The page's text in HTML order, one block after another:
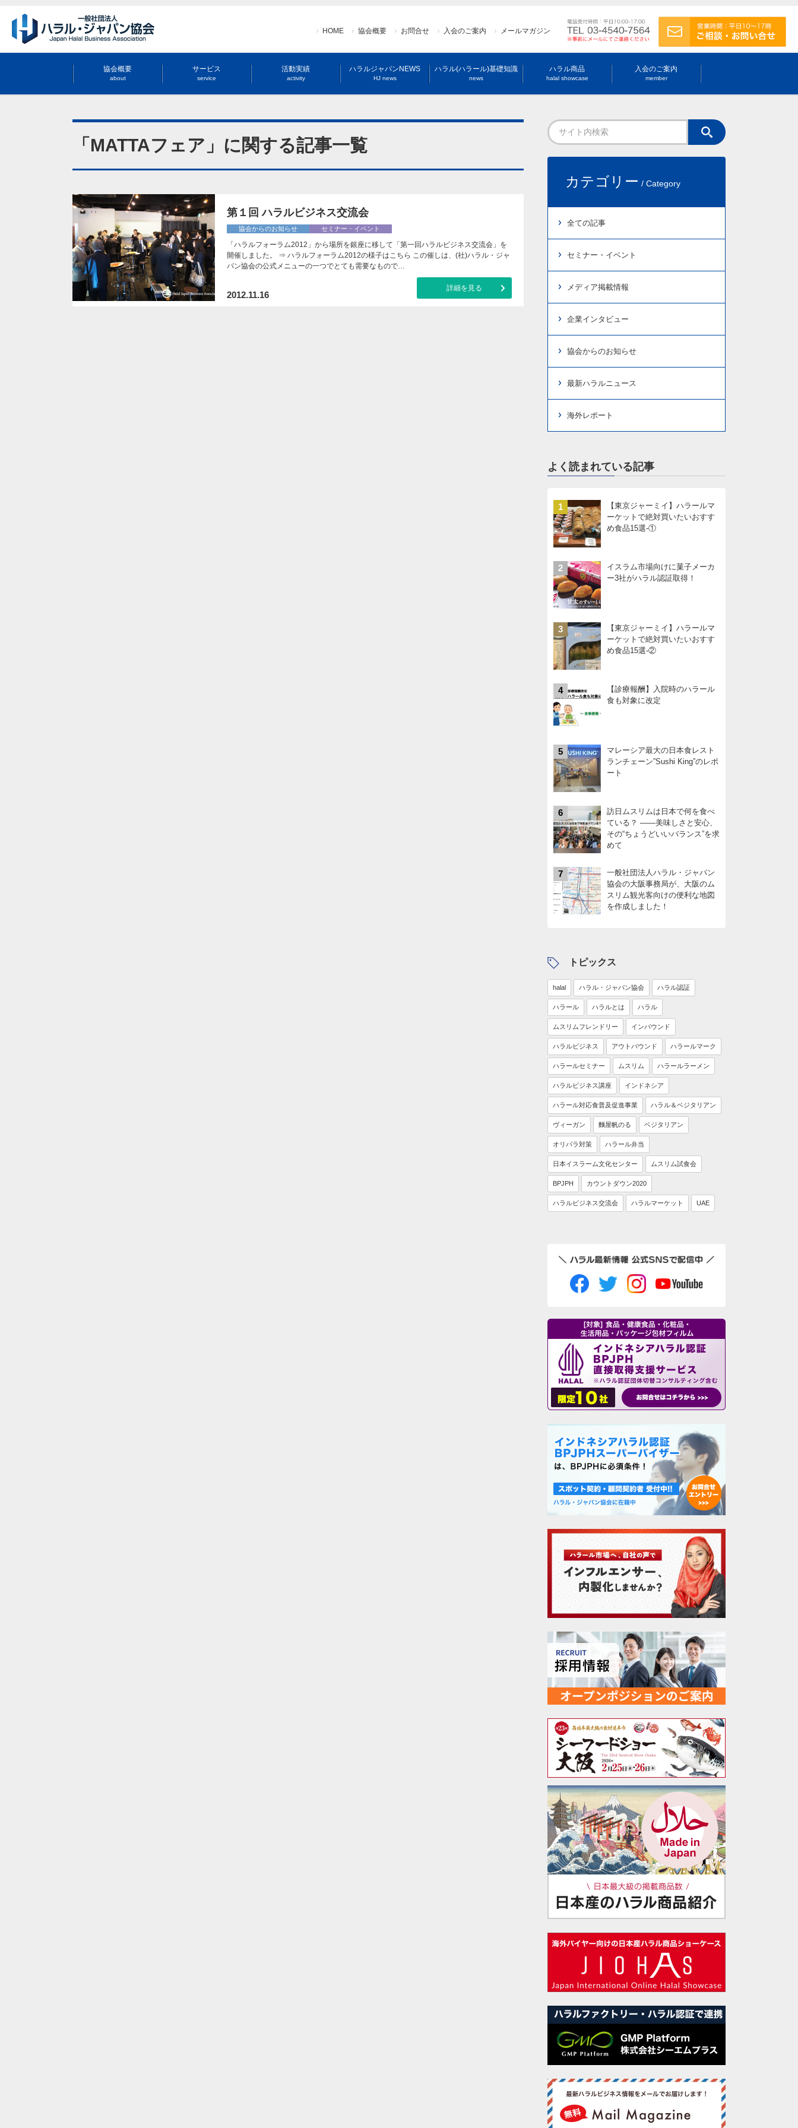
HOME 協会概要 お問合せ 入会のご案内 メールマガジン
協会概要
about
サービス
service
活動実績
activity
ハラルジャパンNEWS
HJ news
ハラル(ハラール)基礎知識
news
ハラル商品
halal showcase
入会のご案内
member
「MATTAフェア」に関する記事一覧
第１回 ハラルビジネス交流会
協会からのお知らせ セミナー・イベント
「ハラルフォーラム2012」から場所を銀座に移して「第一回ハラルビジネス交流会」を
開催しました。 ⇒ ハラルフォーラム2012の様子はこちら この催しは、(社)ハラル・ジャ
パン協会の公式メニューの一つでとても需要なもので…
2012.11.16
詳細を見る
カテゴリー / Category
全ての記事
セミナー・イベント
メディア掲載情報
企業インタビュー
協会からのお知らせ
最新ハラルニュース
海外レポート
よく読まれている記事
1
【東京ジャーミイ】ハラールマ
ーケットで絶対買いたいおすす
め食品15選-①
2
イスラム市場向けに菓子メーカ
ー3社がハラル認証取得！
3
【東京ジャーミイ】ハラールマ
ーケットで絶対買いたいおすす
め食品15選-②
4
【診療報酬】入院時のハラール
食も対象に改定
5
マレーシア最大の日本食レスト
ランチェーン”Sushi King”のレポ
ート
6
訪日ムスリムは日本で何を食べ
ている？ ――美味しさと安心、
その“ちょうどいいバランス”を求
めて
7
一般社団法人ハラル・ジャパン
協会の大阪事務局が、大阪のム
スリム観光客向けの便利な地図
を作成しました！
トピックス
halal ハラル・ジャパン協会 ハラル認証
ハラール ハラルとは ハラル
ムスリムフレンドリー インバウンド
ハラルビジネス アウトバウンド ハラールマーク
ハラールセミナー ムスリム ハラールラーメン
ハラルビジネス講座 インドネシア
ハラール対応食普及促進事業 ハラル＆ベジタリアン
ヴィーガン 麵屋帆のる ベジタリアン
オリパラ対策 ハラール弁当
日本イスラーム文化センター ムスリム試食会
BPJPH カウントダウン2020
ハラルビジネス交流会 ハラルマーケット UAE